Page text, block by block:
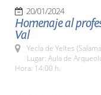
20/01/2024
Homenaje al
Val
Yecla de Yeltes
Lugar: Aula de
Hora: 14:00 h.